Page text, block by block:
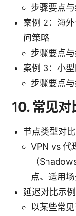
步骤要点
案例 2：海
问策略
步骤要点
案例 3：小
步骤要点
10. 常见对
节点类型对比
VPN vs 代
（
点、适用
延迟对比示例
以某些常